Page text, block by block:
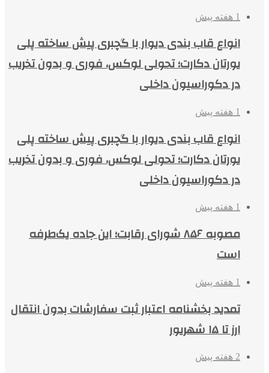
1 هفته پیش
انواع قاب بندی دیوار با گچبری پیش ساخته پلی
یورتان دکارت؛ تحولی لوکس، فوری و بدون تخریب
در دکوراسیون داخلی
1 هفته پیش
انواع قاب بندی دیوار با گچبری پیش ساخته پلی
یورتان دکارت؛ تحولی لوکس، فوری و بدون تخریب
در دکوراسیون داخلی
1 هفته پیش
مصوبه ۸۵۶ شورای رقابت؛ این جاده یک‌طرفه
است
1 هفته پیش
تمدید بخشنامه اعتبار ثبت سفارشات بدون انتقال
ارز تا ۱۵ شهریور
2 هفته پیش